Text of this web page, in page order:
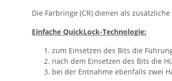
Die Farbringe (CR) dienen als
Einfache QuickLock-Technologie:
zum Einsetzen des Bits die
nach dem Einsetzen des Bits die
bei der Entnahme ebenfalls zwei